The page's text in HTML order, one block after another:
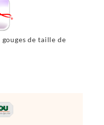
gouges de taille de